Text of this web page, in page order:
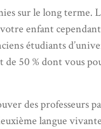
sur le long terme.
enfant
étudiants
50 % dont vous
des professeurs
langue